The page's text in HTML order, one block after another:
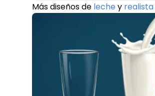
Más diseños de lechey realista